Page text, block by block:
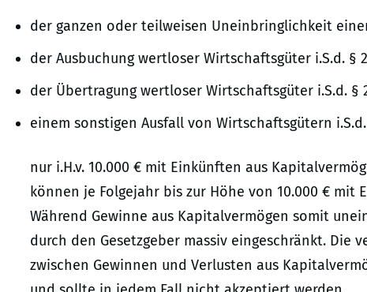
der ganzen oder teilweisen Uneinbringlichkeit
der Ausbuchung wertloser Wirtschaftsgüter i.S.d. §
der Übertragung wertloser Wirtschaftsgüter i.S.d. §
einem sonstigen Ausfall von Wirtschaftsgütern i.S.d.
nur i.H.v. 10.000 € mit Einkünften aus
können je Folgejahr bis zur Höhe von 10.000 €
Während Gewinne aus Kapitalvermögen somit
durch den Gesetzgeber massiv eingeschränkt.
zwischen Gewinnen und Verlusten aus